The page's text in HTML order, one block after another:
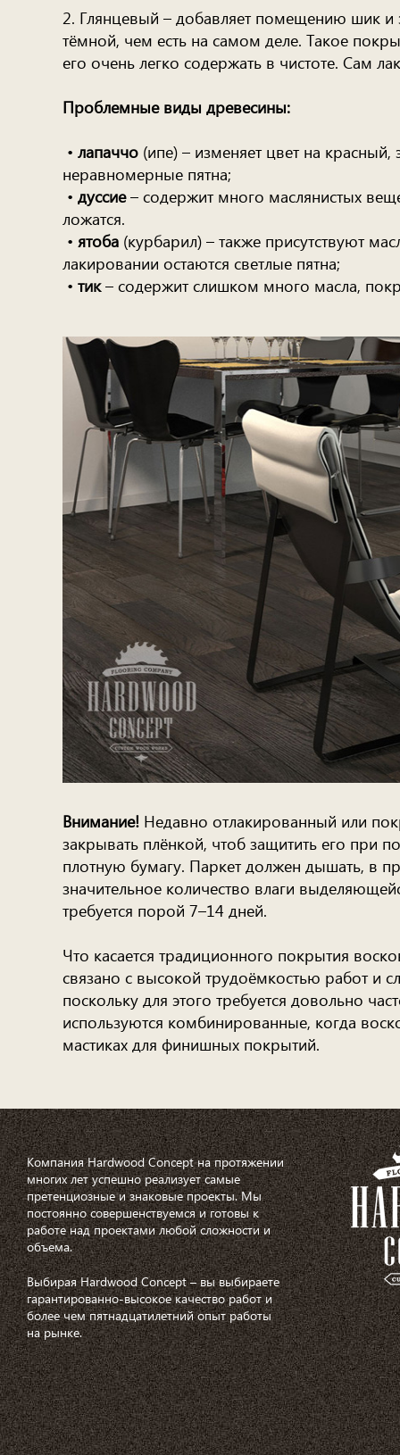
2. Глянцевый – добавляет помещению шик и
тёмной, чем есть на самом деле. Такое
его очень легко содержать в чистоте. Сам
Проблемные виды древесины:
• лапаччо (ипе) – изменяет цвет на красный,
неравномерные пятна;
• дуссие– содержит много маслянистых
ложатся.
• ятоба (курбарил) – также присутствуют
лакировании остаются светлые пятна;
• тик– содержит слишком много масла,
Внимание! Недавно отлакированный или
закрывать плёнкой, чтоб защитить его при
плотную бумагу. Паркет должен дышать, в
значительное количество влаги
требуется порой 7–14 дней.
Что касается традиционного покрытия
связано с высокой трудоёмкостью работ и
поскольку для этого требуется довольно
используются комбинированные, когда
мастиках для финишных покрытий.
Компания Hardwood Concept на протяжении
многих лет успешно реализует самые
претенциозные и знаковые проекты. Мы
постоянно совершенствуемся и готовы к
работе над проектами любой сложности и
объема.
Выбирая Hardwood Concept – вы выбираете
гарантированно-высокое качество работ и
более чем пятнадцатилетний опыт работы
на рынке.